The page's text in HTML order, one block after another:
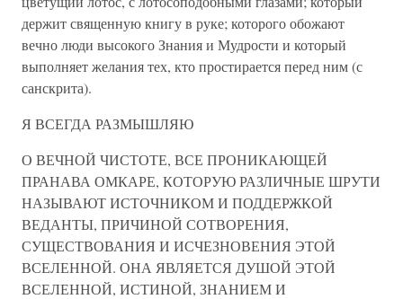
держит священную книгу в руке; которого обожают
вечно люди высокого Знания и Мудрости и который
выполняет желания тех, кто простирается перед ним (с
санскрита).
Я ВСЕГДА РАЗМЫШЛЯЮ
О ВЕЧНОЙ ЧИСТОТЕ, ВСЕ ПРОНИКАЮЩЕЙ
ПРАНАВА ОМКАРЕ, КОТОРУЮ РАЗЛИЧНЫЕ ШРУТИ
НАЗЫВАЮТ ИСТОЧНИКОМ И ПОДДЕРЖКОЙ
ВЕДАНТЫ, ПРИЧИНОЙ СОТВОРЕНИЯ,
СУЩЕСТВОВАНИЯ И ИСЧЕЗНОВЕНИЯ ЭТОЙ
ВСЕЛЕННОЙ. ОНА ЯВЛЯЕТСЯ ДУШОЙ ЭТОЙ
ВСЕЛЕННОЙ, ИСТИНОЙ, ЗНАНИЕМ И